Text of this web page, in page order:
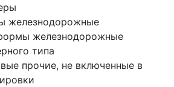
железнодорожные
железнодорожные
типа
прочие, не включенные в